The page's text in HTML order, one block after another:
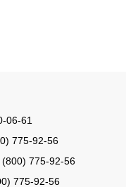
06-61
775-92-56
(800) 775-92-56
775-92-56